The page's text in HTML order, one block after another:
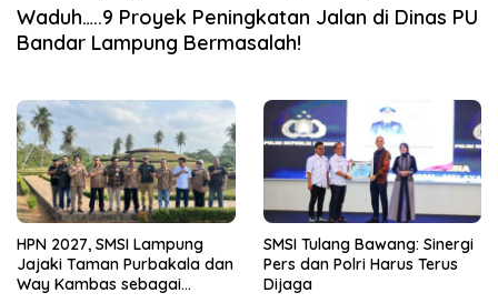
Waduh…..9 Proyek Peningkatan Jalan di Dinas PU
Bandar Lampung Bermasalah!
HPN 2027, SMSI Lampung
Jajaki Taman Purbakala dan
Way Kambas sebagai
SMSI Tulang Bawang: Sinergi
Pers dan Polri Harus Terus
Dijaga